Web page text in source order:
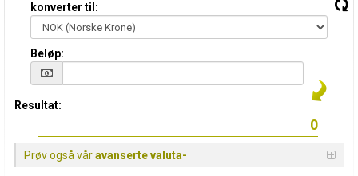
konverter til:
Beløp:
Resultat:
Prøv også våravanserte valuta-